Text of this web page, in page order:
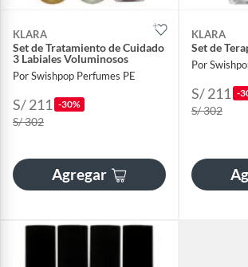
KLARA
Set de Tratamiento de Cuidado
3 Labiales Voluminosos
Por Swishpop Perfumes PE
S/ 211 -30%
S/ 302
Agregar
KLARA
Set de
Por
S/ 211 -
S/ 302